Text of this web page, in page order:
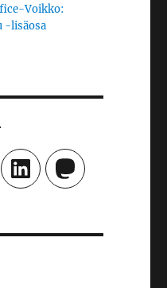
Voikko:
-lisäosa
LinkedInMastodon